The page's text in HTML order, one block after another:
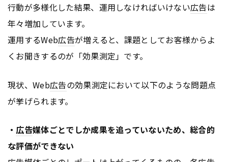
行動が多様化した結果、運用しなければいけない広告は
年々増加しています。
運用するWeb広告が増えると、課題としてお客様からよ
くお聞きするのが「効果測定」です。
現状、Web広告の効果測定において以下のような問題点
が挙げられます。
・ 広告媒体ごとでしか成果を追っていないため、総合的
な評価ができない